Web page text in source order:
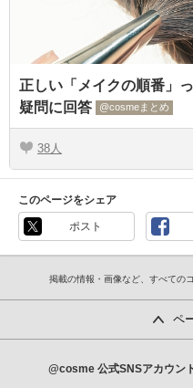
正しい「メイクの順番」
疑問に回答
@cosmeまとめ
38
このページをシェア
ポスト
掲載の情報・画像など、すべての
ペ
@cosme 公式SNSアカウン